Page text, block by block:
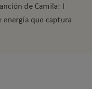
de Camila: I
que captura